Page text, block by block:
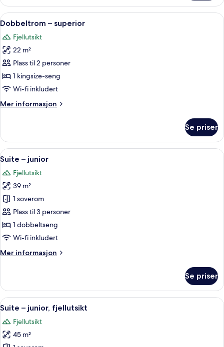
–
standard
Åpne
alle
bildene
av
Dobbeltrom
–
superior
Dobbeltrom – superior | Sengetøy
4
Dobbeltrom – superior
Fjellutsikt
22 m²
Plass til 2 personer
1 kingsize-seng
Wi-fi inkludert
Mer informasjon
Mer
–
superior
Se priser
Åpne
alle
bildene
av
Suite
–
junior
Suite – junior | Sengetøy av topp
6
Suite – junior
Fjellutsikt
39 m²
1 soverom
Plass til 3 personer
1 dobbeltseng
Wi-fi inkludert
Mer informasjon
Mer
–
junior
Se priser
Åpne
alle
bildene
av
Suite – junior, fjellutsikt | Sengetøy
6
Suite – junior, fjellutsikt
Fjellutsikt
45 m²